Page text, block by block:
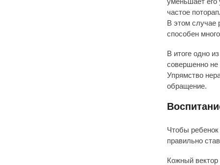
частое
В этом случае
способен
В итоге одно
совершенно не
Упрямство
обращение.
Чтобы ребенок
правильно
Кожный вектор